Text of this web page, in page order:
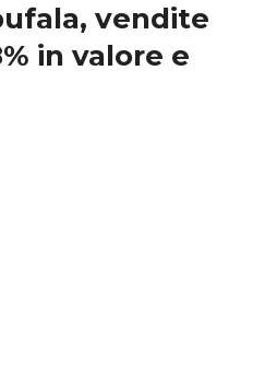
vendite
in valore e